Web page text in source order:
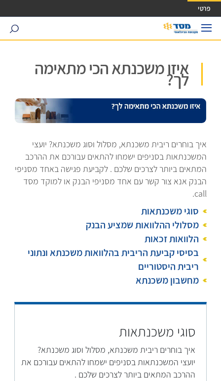
גישה ישירה לכפתור כניסה לחשבונך
פרטי
search
איזו משכנתא הכי מתאימה
לך?
איך בוחרים ריבית משכנתא, מסלול וסוג משכנתא? יועצי
המשכנתאות בסניפים ישמחו להתאים עבורכם את ההרכב
המתאים ביותר לצרכים שלכם . לקביעת פגישה באחד מסניפי
הבנק אנא צור קשר עם אחד מסניפי הבנק או למוקד מסד
call.
סוגי משכנתאות
מסלולי ההלוואות שמציע הבנק
הלוואות זכאות
בסיסי קביעת הריבית בהלוואות משכנתא ונתוני
ריבית היסטוריים
מחשבון משכנתא
סוגי משכנתאות
איך בוחרים ריבית משכנתא, מסלול וסוג משכנתא?
יועצי המשכנתאות בסניפים ישמחו להתאים עבורכם את
ההרכב המתאים ביותר לצרכים שלכם .